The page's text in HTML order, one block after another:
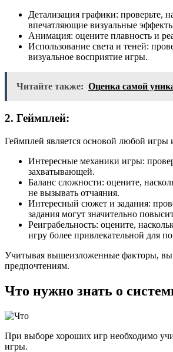
Детализация графики: проверьте,
впечатляющие визуальные
Анимация: оцените плавность и
Использование света и теней:
визуальное восприятие игры.
Читайте также: Оценка самой
2. Геймплей:
Геймплей является основой любой игры
Интересные механики игры:
захватывающей.
Баланс сложности: оцените,
не вызывать отчаяния.
Интересный сюжет и задания:
задания могут значительно
Реиграбельность: оцените,
игру более привлекательной для
Учитывая вышеизложенные факторы, вы
предпочтениям.
Что нужно знать о
При выборе хороших игр необходимо
игры.